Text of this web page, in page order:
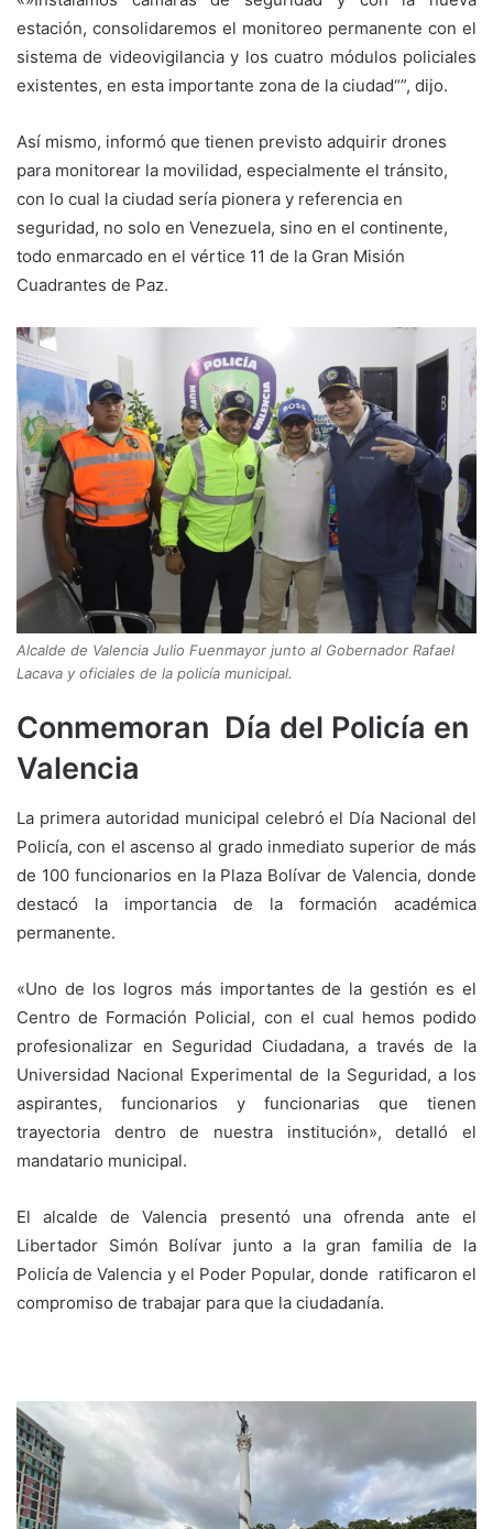
estación, consolidaremos el monitoreo permanente con el
sistema de videovigilancia y los cuatro módulos policiales
existentes, en esta importante zona de la ciudad“”, dijo.
Así mismo, informó que tienen previsto adquirir drones
para monitorear la movilidad, especialmente el tránsito,
con lo cual la ciudad sería pionera y referencia en
seguridad, no solo en Venezuela, sino en el continente,
todo enmarcado en el vértice 11 de la Gran Misión
Cuadrantes de Paz.
Alcalde de Valencia Julio Fuenmayor junto al Gobernador Rafael
Lacava y oficiales de la policía municipal.
Conmemoran Día del Policía en
Valencia
La primera autoridad municipal celebró el Día Nacional del
Policía, con el ascenso al grado inmediato superior de más
de 100 funcionarios en la Plaza Bolívar de Valencia, donde
destacó la importancia de la formación académica
permanente.
«Uno de los logros más importantes de la gestión es el
Centro de Formación Policial, con el cual hemos podido
profesionalizar en Seguridad Ciudadana, a través de la
Universidad Nacional Experimental de la Seguridad, a los
aspirantes, funcionarios y funcionarias que tienen
trayectoria dentro de nuestra institución», detalló el
mandatario municipal.
El alcalde de Valencia presentó una ofrenda ante el
Libertador Simón Bolívar junto a la gran familia de la
Policía de Valencia y el Poder Popular, donde ratificaron el
compromiso de trabajar para que la ciudadanía.